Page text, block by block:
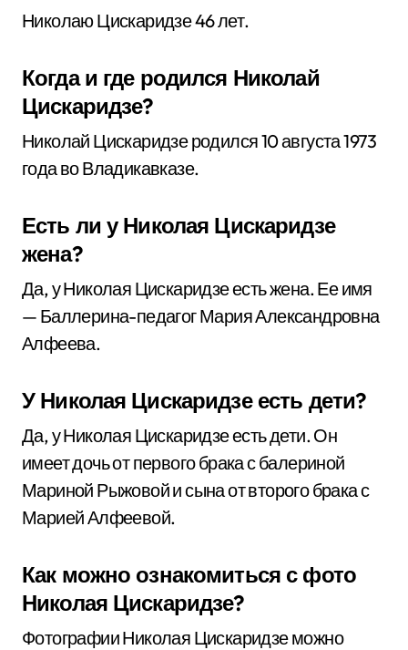
Николаю Цискаридзе 46 лет.
Когда и где родился Николай
Цискаридзе?
Николай Цискаридзе родился 10 августа 1973
года во Владикавказе.
Есть ли у Николая Цискаридзе
жена?
Да, у Николая Цискаридзе есть жена. Ее имя
— Баллерина-педагог Мария Александровна
Алфеева.
У Николая Цискаридзе есть дети?
Да, у Николая Цискаридзе есть дети. Он
имеет дочь от первого брака с балериной
Мариной Рыжовой и сына от второго брака с
Марией Алфеевой.
Как можно ознакомиться с фото
Николая Цискаридзе?
Фотографии Николая Цискаридзе можно